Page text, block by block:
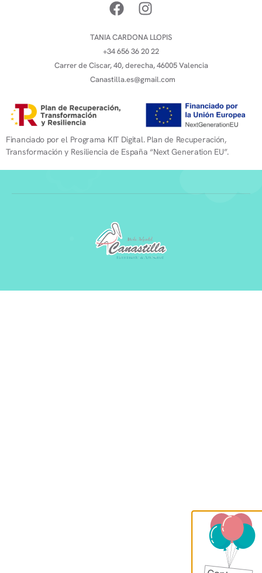
TANIA CARDONA LLOPIS
+34 656 36 20 22
Carrer de Ciscar, 40, derecha, 46005 Valencia
Canastilla.es@gmail.com
Financiado por el Programa KIT Digital. Plan de Recuperación,
Transformación y Resiliencia de España “Next Generation EU”.